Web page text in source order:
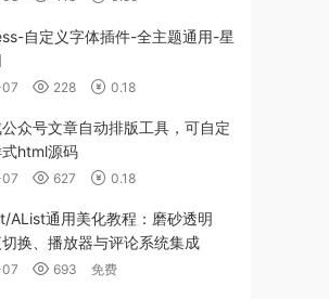
自定义字体插件-全主题通用-星
228 0.18
众号文章自动排版工具，可自定
式html源码
627 0.18
AList通用美化教程：磨砂透明
换、播放器与评论系统集成
693 免费